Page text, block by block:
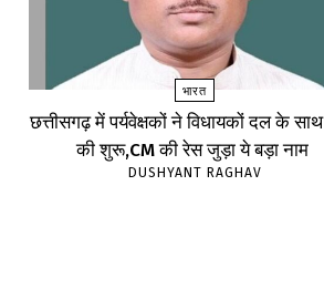
भारत
छत्तीसगढ़ में पर्यवेक्षकों ने विधायकों दल के
की शुरू,CM की रेस जुड़ा ये बड़ा नाम
DUSHYANT RAGHAV